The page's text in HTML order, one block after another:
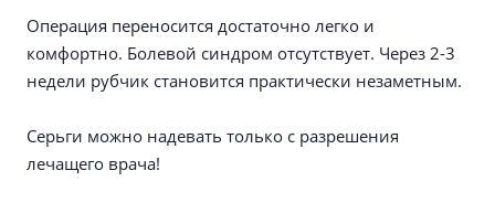
Операция переносится достаточно легко и
комфортно. Болевой синдром отсутствует. Через 2-3
недели рубчик становится практически незаметным.
Серьги можно надевать только с разрешения
лечащего врача!